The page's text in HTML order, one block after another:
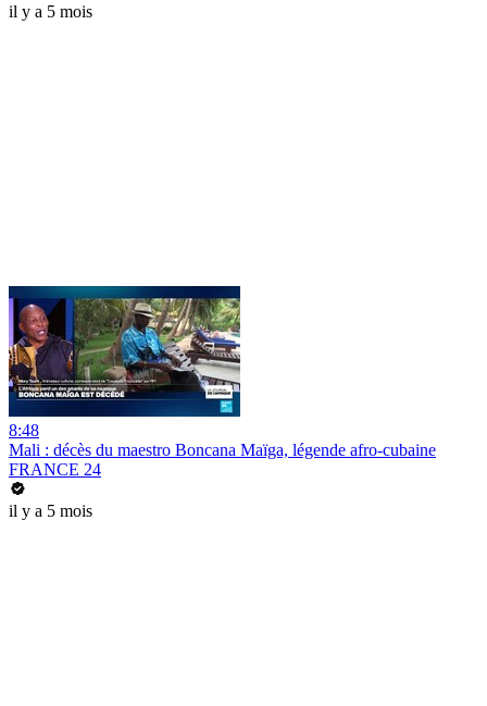
il y a 5 mois
8:48
Mali : décès du maestro Boncana Maïga, légende afro-cubaine
FRANCE 24
il y a 5 mois